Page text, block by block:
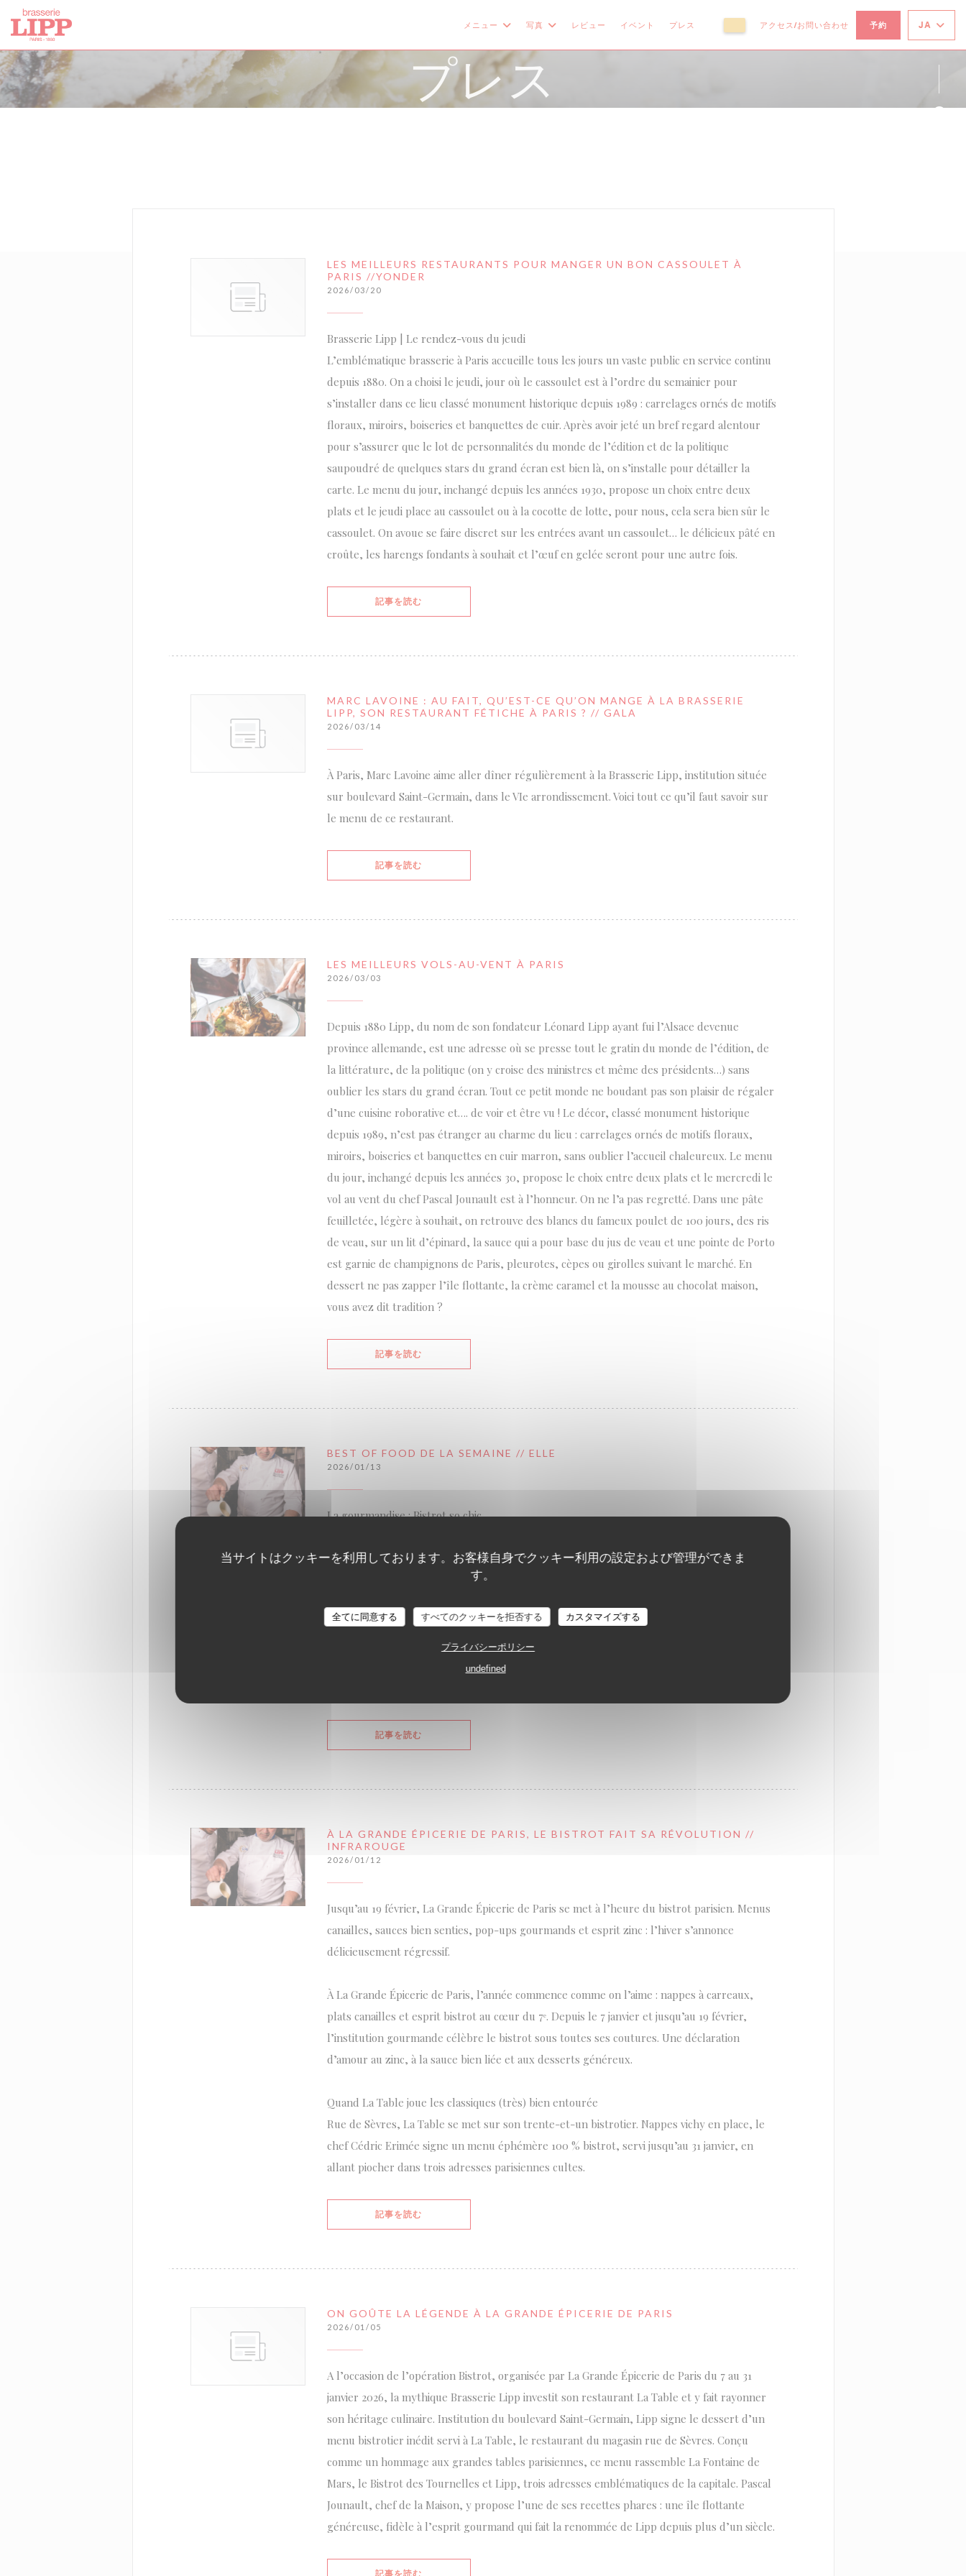
クッキー利用の管理について
当サイトはクッキーを利用しております。お客様自身でクッキー利用の設定および管理ができま
す。
全てに同意する すべてのクッキーを拒否する カスタマイズする
プライバシーポリシー
undefined
メニュー 写真 レビュー イベント プレス
((新しいウィンドウで開きます))
((新しいウィンドウで開きます))
アクセス/お問い合わせ 予約 JA
プレス
LES MEILLEURS RESTAURANTS POUR MANGER UN BON CASSOULET À
PARIS //YONDER
2026/03/20
Brasserie Lipp | Le rendez-vous du jeudi
L’emblématique brasserie à Paris accueille tous les jours un vaste public en service continu
depuis 1880. On a choisi le jeudi, jour où le cassoulet est à l’ordre du semainier pour
s’installer dans ce lieu classé monument historique depuis 1989 : carrelages ornés de motifs
floraux, miroirs, boiseries et banquettes de cuir. Après avoir jeté un bref regard alentour
pour s’assurer que le lot de personnalités du monde de l’édition et de la politique
saupoudré de quelques stars du grand écran est bien là, on s’installe pour détailler la
carte. Le menu du jour, inchangé depuis les années 1930, propose un choix entre deux
plats et le jeudi place au cassoulet ou à la cocotte de lotte, pour nous, cela sera bien sûr le
cassoulet. On avoue se faire discret sur les entrées avant un cassoulet… le délicieux pâté en
croûte, les harengs fondants à souhait et l’œuf en gelée seront pour une autre fois.
記事を読む
MARC LAVOINE : AU FAIT, QU’EST-CE QU’ON MANGE À LA BRASSERIE
LIPP, SON RESTAURANT FÉTICHE À PARIS ? // GALA
2026/03/14
À Paris, Marc Lavoine aime aller dîner régulièrement à la Brasserie Lipp, institution située
sur boulevard Saint-Germain, dans le VIe arrondissement. Voici tout ce qu’il faut savoir sur
le menu de ce restaurant.
記事を読む
LES MEILLEURS VOLS-AU-VENT À PARIS
2026/03/03
Depuis 1880 Lipp, du nom de son fondateur Léonard Lipp ayant fui l’Alsace devenue
province allemande, est une adresse où se presse tout le gratin du monde de l’édition, de
la littérature, de la politique (on y croise des ministres et même des présidents…) sans
oublier les stars du grand écran. Tout ce petit monde ne boudant pas son plaisir de régaler
d’une cuisine roborative et…. de voir et être vu ! Le décor, classé monument historique
depuis 1989, n’est pas étranger au charme du lieu : carrelages ornés de motifs floraux,
miroirs, boiseries et banquettes en cuir marron, sans oublier l’accueil chaleureux. Le menu
du jour, inchangé depuis les années 30, propose le choix entre deux plats et le mercredi le
vol au vent du chef Pascal Jounault est à l’honneur. On ne l’a pas regretté. Dans une pâte
feuilletée, légère à souhait, on retrouve des blancs du fameux poulet de 100 jours, des ris
de veau, sur un lit d’épinard, la sauce qui a pour base du jus de veau et une pointe de Porto
est garnie de champignons de Paris, pleurotes, cèpes ou girolles suivant le marché. En
dessert ne pas zapper l’île flottante, la crème caramel et la mousse au chocolat maison,
vous avez dit tradition ?
記事を読む
BEST OF FOOD DE LA SEMAINE // ELLE
2026/01/13
La gourmandise : Bistrot so chic
L'art du bistrot parisien débarque au Bon Marché. Le grand magasin historique accueille en
ce début d'année les incontournables de l'esprit bistrot : nappe à carreaux rouge et blanc,
entrée-plat-dessert reprenant ces 3 recettes iconiques est proposé à La Table, dans une
version revisitée du chef Cédric Erimée à partir des recettes de 3 bistrots iconiques : la
Fontaine de Mars, le Bistrot des Tournelles et la Brasserie Lipp. Une belle façon de se
記事を読む
À LA GRANDE ÉPICERIE DE PARIS, LE BISTROT FAIT SA RÉVOLUTION //
INFRAROUGE
2026/01/12
Jusqu’au 19 février, La Grande Épicerie de Paris se met à l’heure du bistrot parisien. Menus
canailles, sauces bien senties, pop-ups gourmands et esprit zinc : l’hiver s’annonce
délicieusement régressif.
À La Grande Épicerie de Paris, l’année commence comme on l’aime : nappes à carreaux,
plats canailles et esprit bistrot au cœur du 7ᵉ. Depuis le 7 janvier et jusqu’au 19 février,
l’institution gourmande célèbre le bistrot sous toutes ses coutures. Une déclaration
d’amour au zinc, à la sauce bien liée et aux desserts généreux.
Quand La Table joue les classiques (très) bien entourée
Rue de Sèvres, La Table se met sur son trente-et-un bistrotier. Nappes vichy en place, le
chef Cédric Erimée signe un menu éphémère 100 % bistrot, servi jusqu’au 31 janvier, en
allant piocher dans trois adresses parisiennes cultes.
記事を読む
ON GOÛTE LA LÉGENDE À LA GRANDE ÉPICERIE DE PARIS
2026/01/05
A l’occasion de l’opération Bistrot, organisée par La Grande Épicerie de Paris du 7 au 31
janvier 2026, la mythique Brasserie Lipp investit son restaurant La Table et y fait rayonner
son héritage culinaire. Institution du boulevard Saint-Germain, Lipp signe le dessert d’un
menu bistrotier inédit servi à La Table, le restaurant du magasin rue de Sèvres. Conçu
comme un hommage aux grandes tables parisiennes, ce menu rassemble La Fontaine de
Mars, le Bistrot des Tournelles et Lipp, trois adresses emblématiques de la capitale. Pascal
Jounault, chef de la Maison, y propose l’une de ses recettes phares : une île flottante
généreuse, fidèle à l’esprit gourmand qui fait la renommée de Lipp depuis plus d’un siècle.
記事を読む